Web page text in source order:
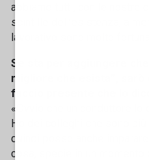
abbiamo tutti, con le nostre
scintille dell’esistenza,
lavorativo sono molto
Se sta per aggiungere che
migliore che esista”, sarò
faccio presente che lo
«Ovvio che un conduttore lo
Ho dei colleghi che sono più
quindi posso anche imparare
cosa, specie in un momento